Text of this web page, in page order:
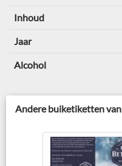
Inhoud
Jaar
Alcohol
Andere buiketiketten van